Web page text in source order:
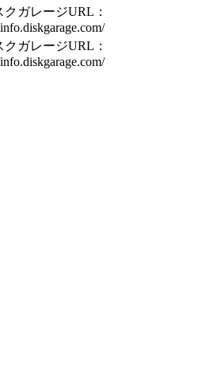
クガレージURL：
クガレージURL：